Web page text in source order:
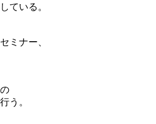
ている。
ミナー、
う。